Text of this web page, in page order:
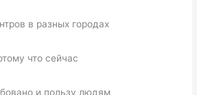
в разных городах
что сейчас
и пользу людям